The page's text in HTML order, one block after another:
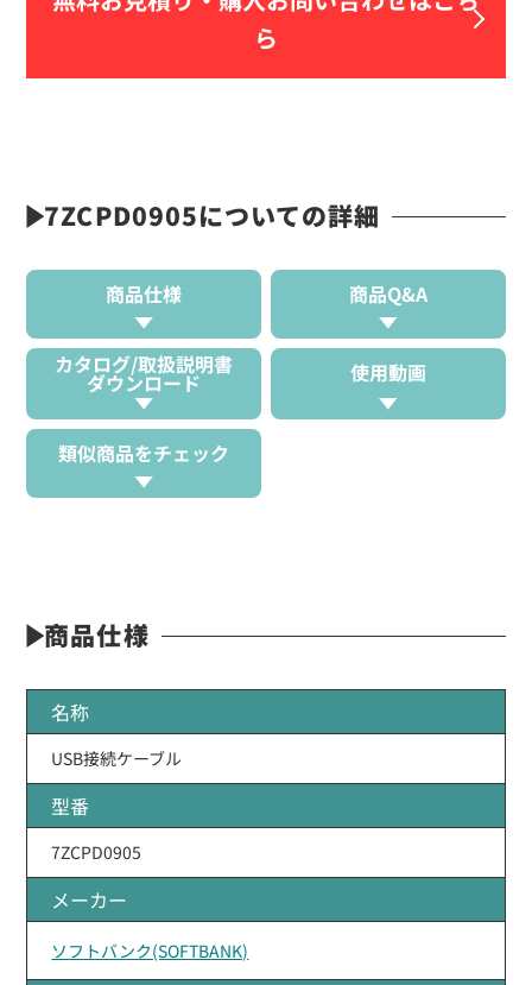
ら
7ZCPD0905についての詳細
商品仕様 商品Q&A
カタログ/取扱説明書
ダウンロード 使用動画
類似商品をチェック
商品仕様
名称
USB接続ケーブル
型番
7ZCPD0905
メーカー
ソフトバンク(SOFTBANK)